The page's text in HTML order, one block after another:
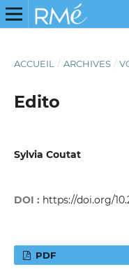
ACCUEIL / ARCHIVES /
Edito
Sylvia Coutat
DOI : https://doi.org/
PDF